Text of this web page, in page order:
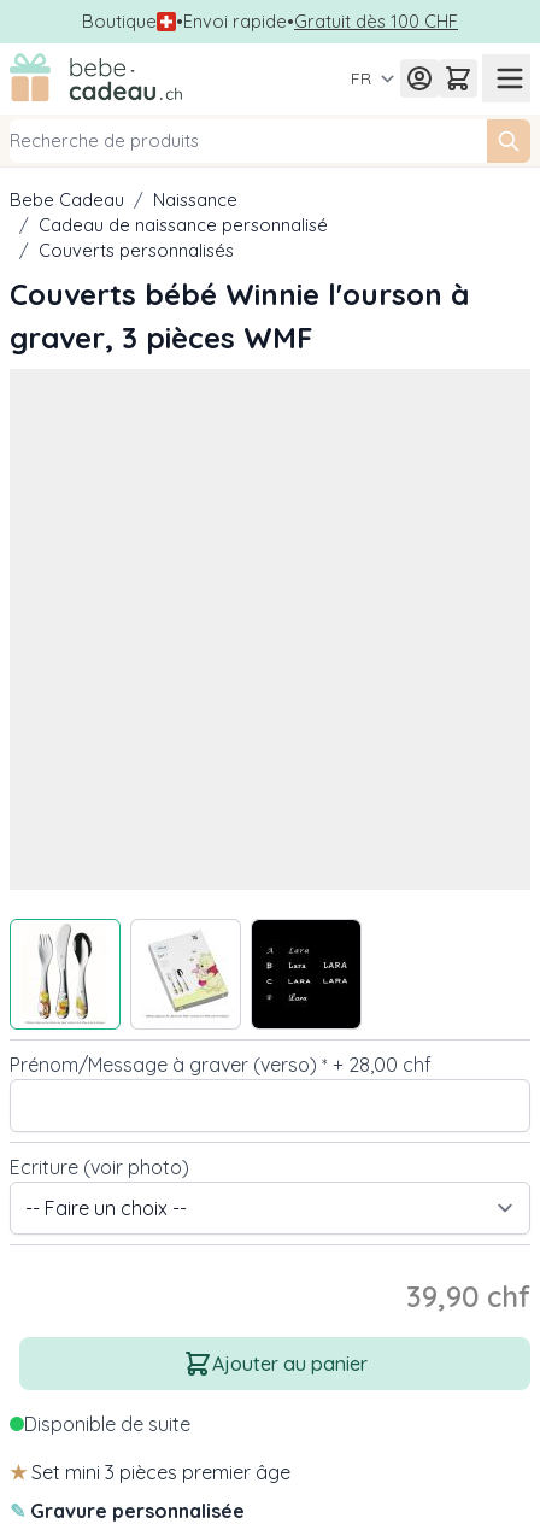
Boutique •Envoi rapide•Gratuit dès 100 CHF
Allez au contenu
FR
Bebe Cadeau / Naissance
/ Cadeau de naissance personnalisé
/ Couverts personnalisés
Couverts bébé Winnie l'ourson à
graver, 3 pièces WMF
View larger imageView larger imageView larger image
Prénom/Message à graver (verso) * + 28,00 chf
Ecriture (voir photo)
39,90 chf
Quantité
Ajouter au panier
Disponible de suite
★Set mini 3 pièces premier âge
✎ Gravure personnalisée